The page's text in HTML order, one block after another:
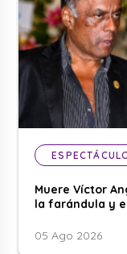
Muere Víctor
la farándula y
05 Ago 2026